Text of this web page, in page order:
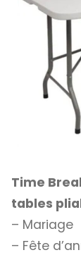
Time
tables
– Mariage
– Fête